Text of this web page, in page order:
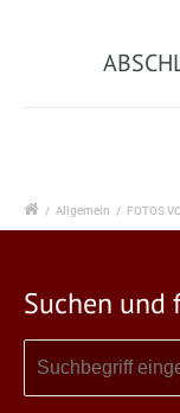
/ Allgemein / FOTOS
Suchen und